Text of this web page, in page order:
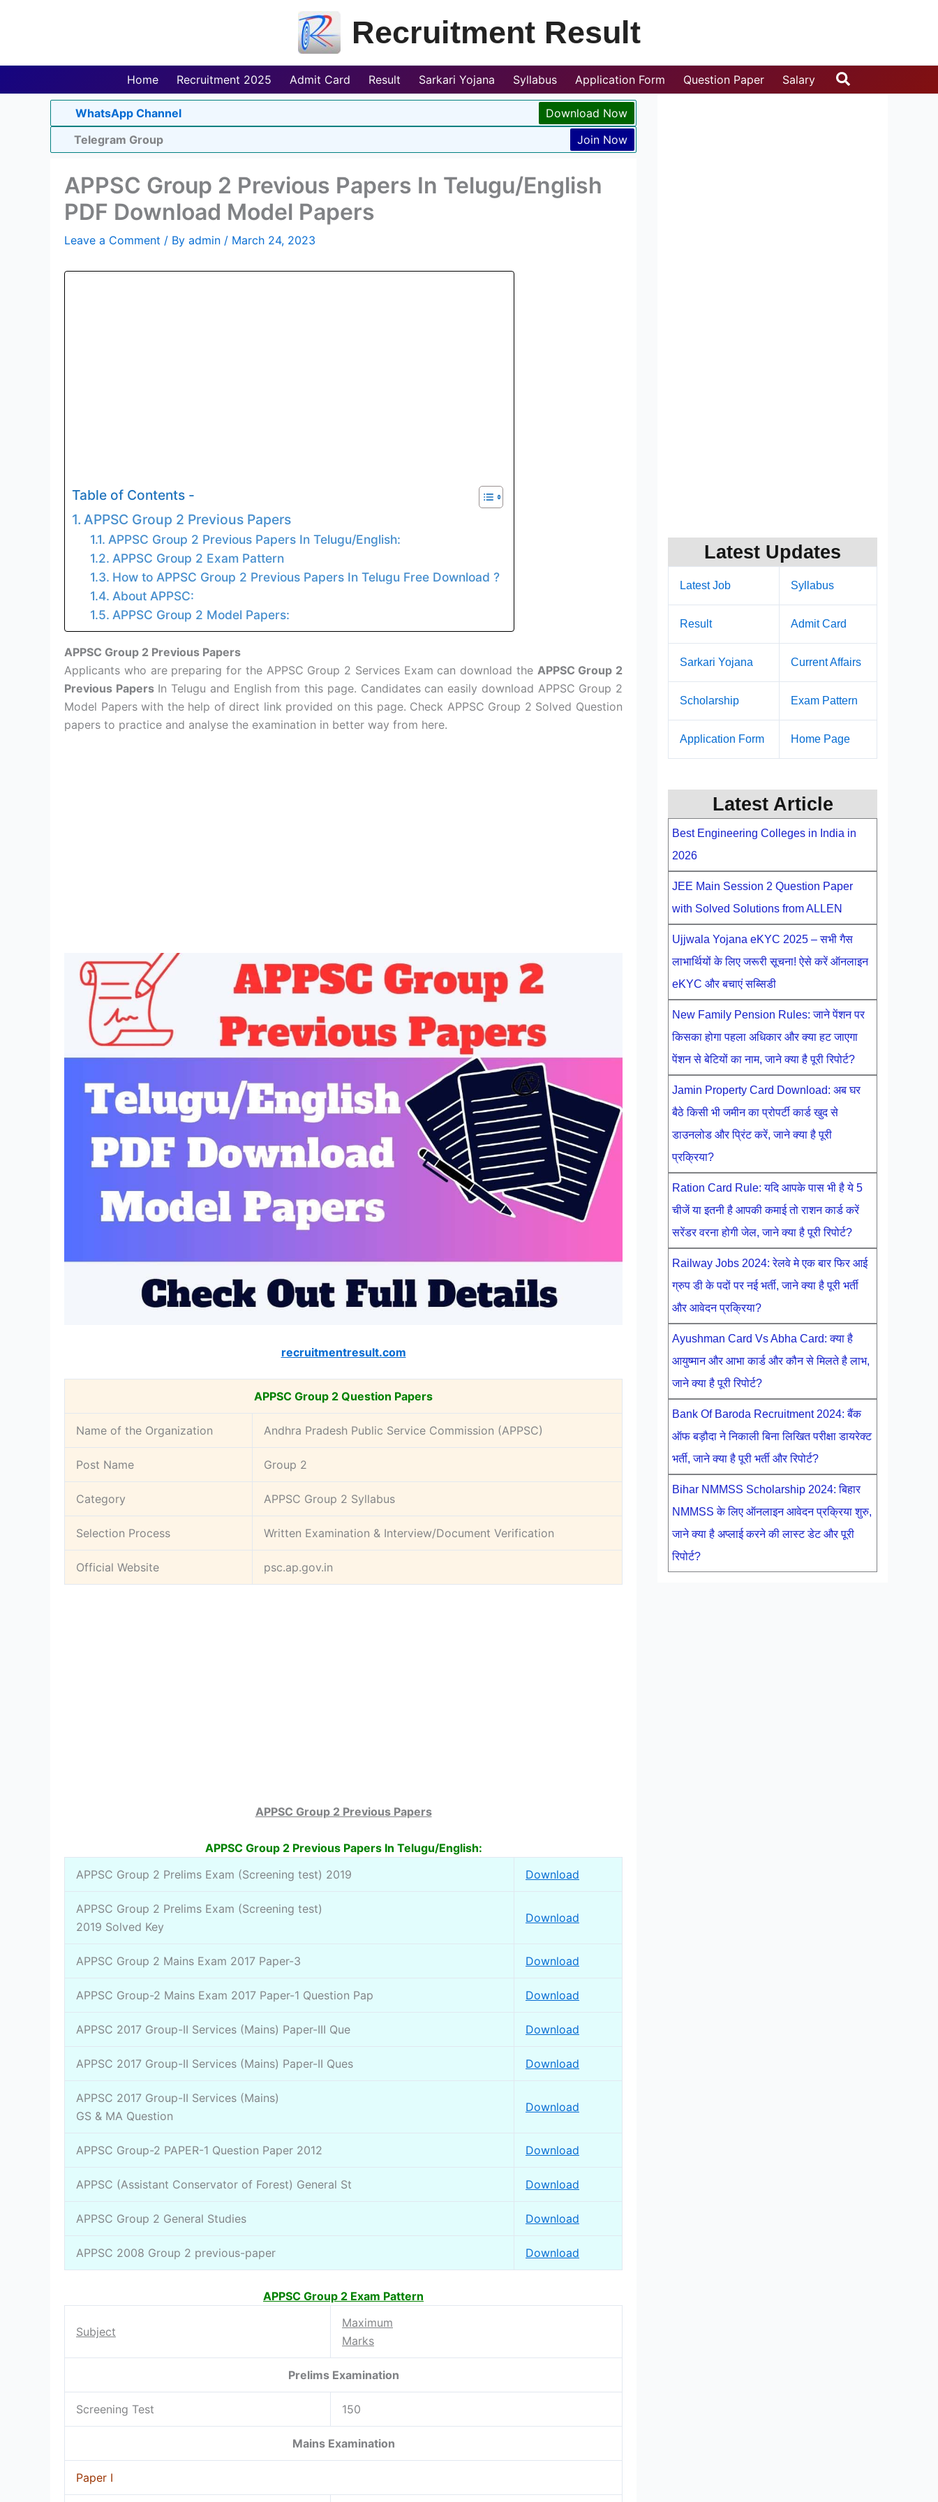
Recruitment Result
Home Recruitment 2025 Admit Card Result Sarkari Yojana Syllabus Application Form Question Paper Salary Search
WhatsApp Channel
Download Now
Telegram Group
Join Now
APPSC Group 2 Previous Papers In Telugu/English
PDF Download Model Papers
Leave a Comment / By admin / March 24, 2023
Table of Contents -
APPSC Group 2 Previous Papers
APPSC Group 2 Previous Papers In Telugu/English:
APPSC Group 2 Exam Pattern
How to APPSC Group 2 Previous Papers In Telugu Free Download ?
About APPSC:
APPSC Group 2 Model Papers:
APPSC Group 2 Previous Papers
Applicants who are preparing for the APPSC Group 2 Services Exam can download the APPSC Group 2
Previous PapersIn Telugu and English from this page. Candidates can easily download APPSC Group 2
Model Papers with the help of direct link provided on this page. Check APPSC Group 2 Solved Question
papers to practice and analyse the examination in better way from here.
recruitmentresult.com
APPSC Group 2 Question Papers
Name of the Organization Andhra Pradesh Public Service Commission (APPSC)
Post Name Group 2
Category APPSC Group 2 Syllabus
Selection Process Written Examination & Interview/Document Verification
Official Website psc.ap.gov.in
APPSC Group 2 Previous Papers
APPSC Group 2 Previous Papers In Telugu/English:
APPSC Group 2 Prelims Exam (Screening test) 2019
Download
APPSC Group 2 Prelims Exam (Screening test)
2019 Solved Key
Download
APPSC Group 2 Mains Exam 2017 Paper-3 Download
APPSC Group-2 Mains Exam 2017 Paper-1 Question Pap Download
APPSC 2017 Group-II Services (Mains) Paper-III Que Download
APPSC 2017 Group-II Services (Mains) Paper-II Ques Download
APPSC 2017 Group-II Services (Mains)
GS & MA Question
Download
APPSC Group-2 PAPER-1 Question Paper 2012 Download
APPSC (Assistant Conservator of Forest) General St Download
APPSC Group 2 General Studies Download
APPSC 2008 Group 2 previous-paper Download
APPSC Group 2 Exam Pattern
Subject
Maximum
Marks
Prelims Examination
Screening Test 150
Mains Examination
Paper I
Latest Updates
Latest Job Syllabus
Result Admit Card
Sarkari Yojana Current Affairs
Scholarship Exam Pattern
Application Form Home Page
Latest Article
Best Engineering Colleges in India in
2026
JEE Main Session 2 Question Paper
with Solved Solutions from ALLEN
Ujjwala Yojana eKYC 2025 – सभी गैस
लाभार्थियों के लिए जरूरी सूचना! ऐसे करें ऑनलाइन
eKYC और बचाएं सब्सिडी
New Family Pension Rules: जाने पेंशन पर
किसका होगा पहला अधिकार और क्या हट जाएगा
पेंशन से बेटियों का नाम, जाने क्या है पूरी रिपोर्ट?
Jamin Property Card Download: अब घर
बैठे किसी भी जमीन का प्रोपर्टी कार्ड खुद से
डाउनलोड और प्रिंट करें, जाने क्या है पूरी
प्रक्रिया?
Ration Card Rule: यदि आपके पास भी है ये 5
चीजें या इतनी है आपकी कमाई तो राशन कार्ड करें
सरेंडर वरना होगी जेल, जाने क्या है पूरी रिपोर्ट?
Railway Jobs 2024: रेलवे मे एक बार फिर आई
ग्रुप डी के पदों पर नई भर्ती, जाने क्या है पूरी भर्ती
और आवेदन प्रक्रिया?
Ayushman Card Vs Abha Card: क्या है
आयुष्मान और आभा कार्ड और कौन से मिलते है लाभ,
जाने क्या है पूरी रिपोर्ट?
Bank Of Baroda Recruitment 2024: बैंक
ऑफ बड़ौदा ने निकाली बिना लिखित परीक्षा डायरेक्ट
भर्ती, जाने क्या है पूरी भर्ती और रिपोर्ट?
Bihar NMMSS Scholarship 2024: बिहार
NMMSS के लिए ऑनलाइन आवेदन प्रक्रिया शुरु,
जाने क्या है अप्लाई करने की लास्ट डेट और पूरी
रिपोर्ट?